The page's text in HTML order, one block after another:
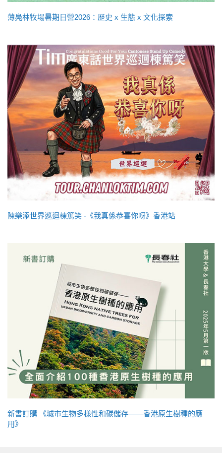
薄鳧林牧場暑期日營2026：歷史 x 生態 x 文化探索
陳樂添世界巡迴棟篤笑 -《我真係恭喜你呀》香港站
新書訂購 《城市生物多樣性和碳儲存——香港原生樹種的應
用》